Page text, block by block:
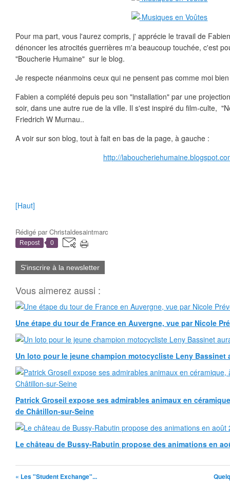
Pour ma part, vous l'aurez compris, j' apprécie le travail de
dénoncer les atrocités guerrières m'a beaucoup touchée, c'est
"Boucherie Humaine" sur le blog.
Je respecte néanmoins ceux qui ne pensent pas comme moi
Fabien a complété depuis peu son "installation" par une
soir, dans une autre rue de la ville. Il s'est inspiré du film-culte,
Friedrich W Murnau..
A voir sur son blog, tout à fait en bas de la page, à gauche :
http://
[Haut]
Rédigé parChristaldesaintmarc
Repost 0
S'inscrire à la newsletter
Vous aimerez aussi :
Une étape du tour de France en Auvergne, vue par Nicole
Un loto pour le jeune champion motocycliste Leny Bassinet
Patrick Groseil expose ses admirables animaux en
de Châtillon-sur-Seine
Le château de Bussy-Rabutin propose des animations en
« Les "Student Exchange"...